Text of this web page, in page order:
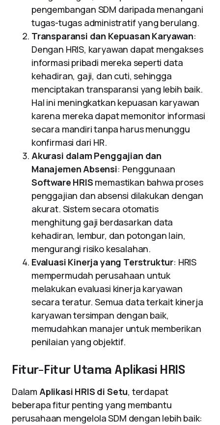
pengembangan SDM daripada menangani
tugas-tugas administratif yang berulang.
Transparansi dan Kepuasan Karyawan:
Dengan HRIS, karyawan dapat mengakses
informasi pribadi mereka seperti data
kehadiran, gaji, dan cuti, sehingga
menciptakan transparansi yang lebih baik.
Hal ini meningkatkan kepuasan karyawan
karena mereka dapat memonitor informasi
secara mandiri tanpa harus menunggu
konfirmasi dari HR.
Akurasi dalam Penggajian dan
Manajemen Absensi: Penggunaan
Software HRIS memastikan bahwa proses
penggajian dan absensi dilakukan dengan
akurat. Sistem secara otomatis
menghitung gaji berdasarkan data
kehadiran, lembur, dan potongan lain,
mengurangi risiko kesalahan.
Evaluasi Kinerja yang Terstruktur: HRIS
mempermudah perusahaan untuk
melakukan evaluasi kinerja karyawan
secara teratur. Semua data terkait kinerja
karyawan tersimpan dengan baik,
memudahkan manajer untuk memberikan
penilaian yang objektif.
Fitur-Fitur Utama Aplikasi HRIS
Dalam Aplikasi HRIS di Setu, terdapat
beberapa fitur penting yang membantu
perusahaan mengelola SDM dengan lebih baik: